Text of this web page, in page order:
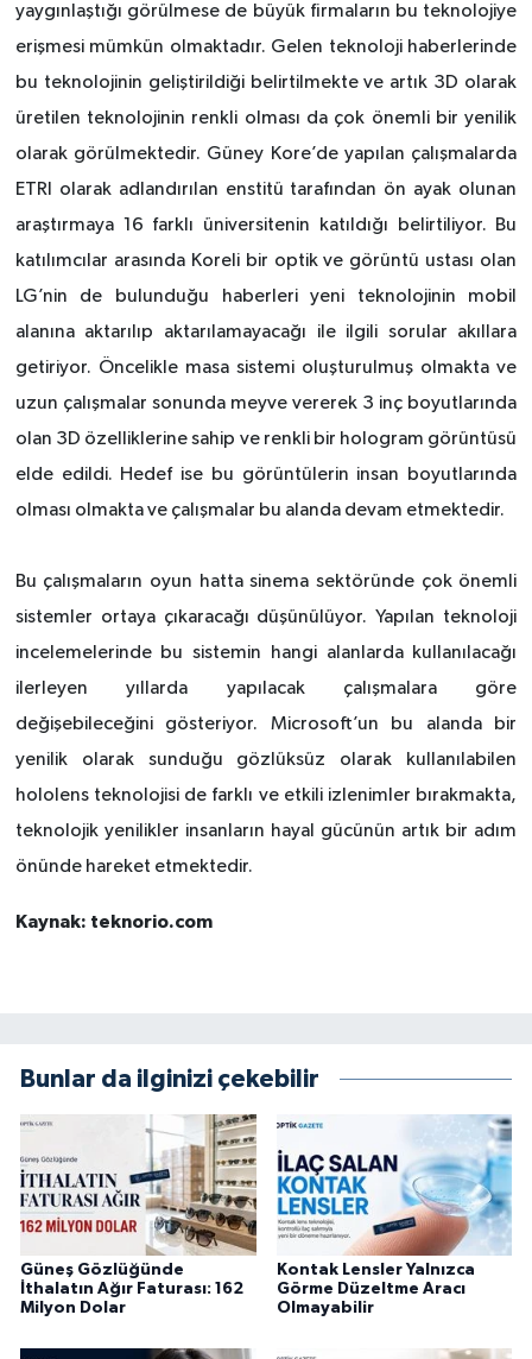
yaygınlaştığı görülmese de büyük firmaların bu teknolojiye
erişmesi mümkün olmaktadır. Gelen teknoloji haberlerinde
bu teknolojinin geliştirildiği belirtilmekte ve artık 3D olarak
üretilen teknolojinin renkli olması da çok önemli bir yenilik
olarak görülmektedir. Güney Kore’de yapılan çalışmalarda
ETRI olarak adlandırılan enstitü tarafından ön ayak olunan
araştırmaya 16 farklı üniversitenin katıldığı belirtiliyor. Bu
katılımcılar arasında Koreli bir optik ve görüntü ustası olan
LG’nin de bulunduğu haberleri yeni teknolojinin mobil
alanına aktarılıp aktarılamayacağı ile ilgili sorular akıllara
getiriyor. Öncelikle masa sistemi oluşturulmuş olmakta ve
uzun çalışmalar sonunda meyve vererek 3 inç boyutlarında
olan 3D özelliklerine sahip ve renkli bir hologram görüntüsü
elde edildi. Hedef ise bu görüntülerin insan boyutlarında
olması olmakta ve çalışmalar bu alanda devam etmektedir.
Bu çalışmaların oyun hatta sinema sektöründe çok önemli
sistemler ortaya çıkaracağı düşünülüyor. Yapılan teknoloji
incelemelerinde bu sistemin hangi alanlarda kullanılacağı
ilerleyen yıllarda yapılacak çalışmalara göre
değişebileceğini gösteriyor. Microsoft’un bu alanda bir
yenilik olarak sunduğu gözlüksüz olarak kullanılabilen
hololens teknolojisi de farklı ve etkili izlenimler bırakmakta,
teknolojik yenilikler insanların hayal gücünün artık bir adım
önünde hareket etmektedir.
Kaynak: teknorio.com
Bunlar da ilginizi çekebilir
Güneş Gözlüğünde
İthalatın Ağır Faturası: 162
Milyon Dolar
Kontak Lensler Yalnızca
Görme Düzeltme Aracı
Olmayabilir